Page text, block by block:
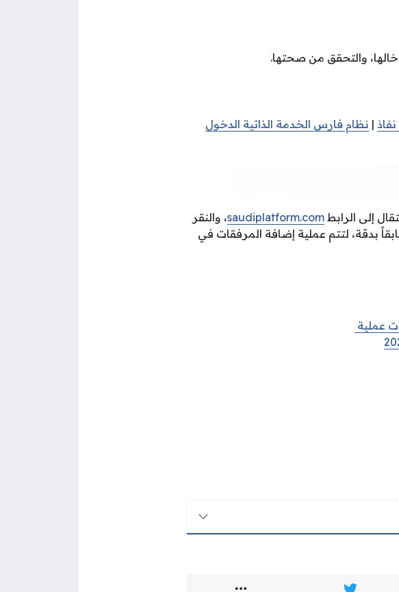
والتحقق من صحتها.
| نظام فارس الخدمة الذاتية الدخول
إلى الرابط saudiplatform.com، والنقر
بدقة، لتتم عملية إضافة المرفقات في
عملية